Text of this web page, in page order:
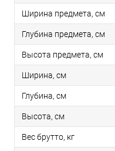
Ширина предмета, см
Глубина предмета, см
Высота предмета, см
Ширина, см
Глубина, см
Высота, см
Вес брутто, кг